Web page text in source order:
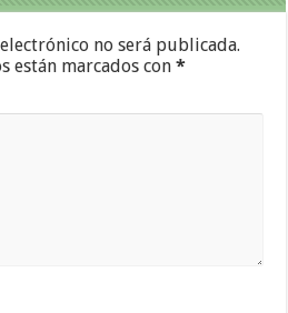
no será publicada.
están marcados con*